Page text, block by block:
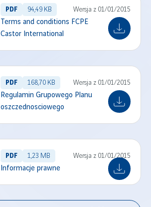
PDF 94,49 KB Wersja z 01/01/2015
Terms and conditions FCPE
Castor International
PDF 168,70 KB Wersja z 01/01/2015
Regulamin Grupowego Planu
oszczednosciowego
PDF 1,23 MB Wersja z 01/01/2015
Informacje prawne